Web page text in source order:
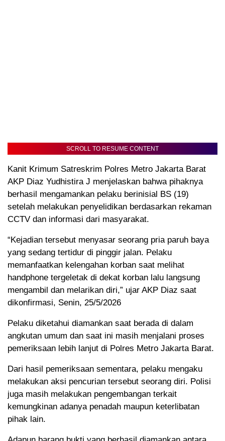
SCROLL TO RESUME CONTENT
Kanit Krimum Satreskrim Polres Metro Jakarta Barat
AKP Diaz Yudhistira J menjelaskan bahwa pihaknya
berhasil mengamankan pelaku berinisial BS (19)
setelah melakukan penyelidikan berdasarkan rekaman
CCTV dan informasi dari masyarakat.
“Kejadian tersebut menyasar seorang pria paruh baya
yang sedang tertidur di pinggir jalan. Pelaku
memanfaatkan kelengahan korban saat melihat
handphone tergeletak di dekat korban lalu langsung
mengambil dan melarikan diri,” ujar AKP Diaz saat
dikonfirmasi, Senin, 25/5/2026
Pelaku diketahui diamankan saat berada di dalam
angkutan umum dan saat ini masih menjalani proses
pemeriksaan lebih lanjut di Polres Metro Jakarta Barat.
Dari hasil pemeriksaan sementara, pelaku mengaku
melakukan aksi pencurian tersebut seorang diri. Polisi
juga masih melakukan pengembangan terkait
kemungkinan adanya penadah maupun keterlibatan
pihak lain.